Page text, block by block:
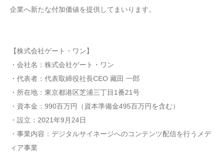
企業へ新たな付加価値を提供してまいります。
【株式会社ゲート・ワン】
・会社名：株式会社ゲート・ワン
・代表者：代表取締役社長CEO 藏田 一郎
・所在地：東京都港区芝浦三丁目1番21号
・資本金：990百万円（資本準備金495百万円を含む）
・設立：2021年9月24日
・事業内容：デジタルサイネージへのコンテンツ配信を行うメデ
ィア事業